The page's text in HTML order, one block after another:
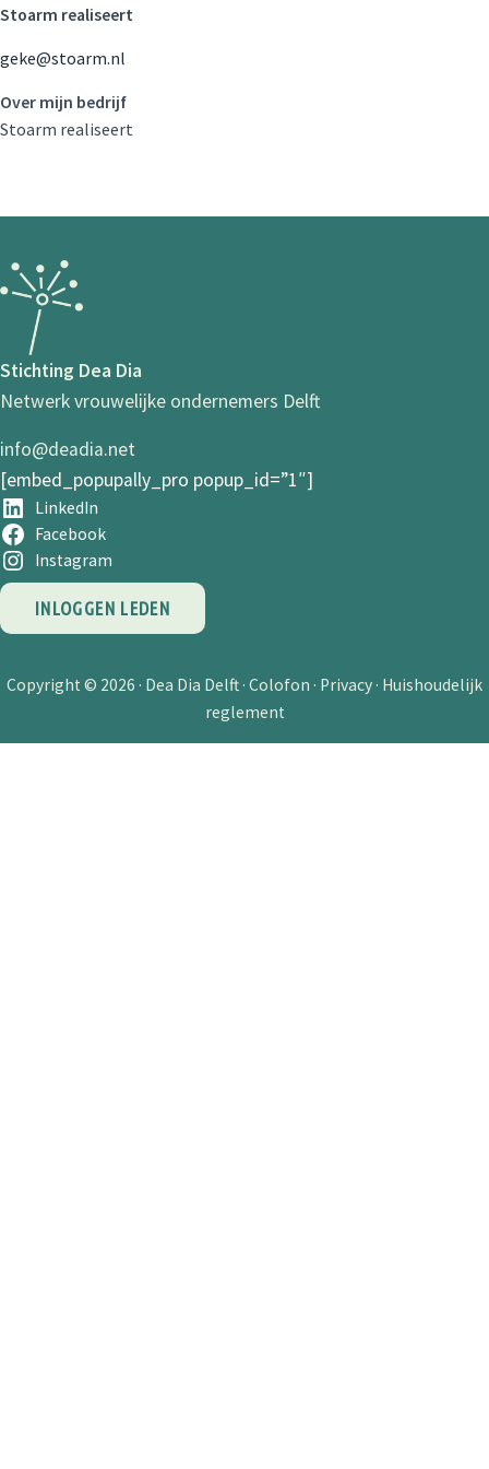
Stoarm realiseert
geke@stoarm.nl
Over mijn bedrijf
Stoarm realiseert
Stichting Dea Dia
Netwerk vrouwelijke ondernemers Delft
info@deadia.net
[embed_popupally_pro popup_id=”1″]
LinkedIn
Facebook
Instagram
INLOGGEN LEDEN
Copyright © 2026 · Dea Dia Delft · Colofon · Privacy · Huishoudelijk
reglement